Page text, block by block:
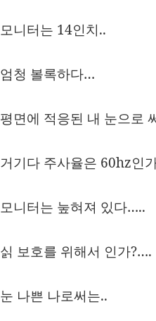
모니터는 14인치..
엄청 볼록하다…
평면에 적응된 내 눈으로
거기다 주사율은 60hz인
모니터는 눞혀져 있다…..
싥 보호를 위해서 인가?….
눈 나쁜 나로써는..